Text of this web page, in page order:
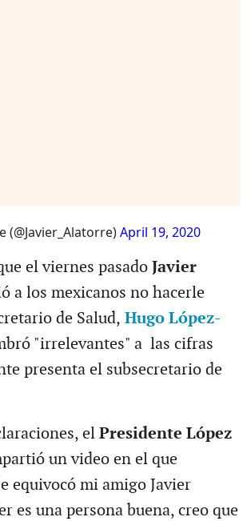
April 19, 2020
el viernes pasado Javier
a los mexicanos no hacerle
de Salud, Hugo López-
"irrelevantes" a las cifras
presenta el subsecretario de
el Presidente López
un video en el que
equivocó mi amigo Javier
es una persona buena, creo que